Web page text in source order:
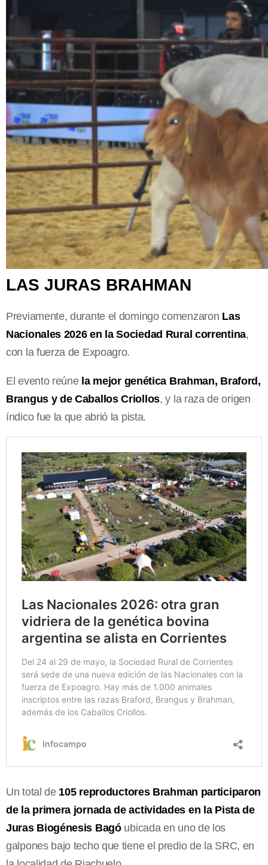
LAS JURAS BRAHMAN
Previamente, durante el domingo comenzaron Las
Nacionales 2026 en la Sociedad Rural correntina,
con la fuerza de Expoagro.
El evento reúne la mejor genética Brahman, Braford,
Brangus y de Caballos Criollos, y la raza de origen
índico fue la que abrió la pista.
Un total de105 reproductores Brahman participaron
de la primera jornada de actividades en la Pista de
Juras Biogénesis Bagóubicada en uno de los
galpones bajo techo que tiene el predio de la SRC, en